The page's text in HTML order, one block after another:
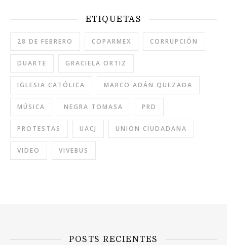
ETIQUETAS
28 DE FEBRERO COPARMEX CORRUPCIÓN
DUARTE GRACIELA ORTIZ
IGLESIA CATÓLICA MARCO ADÁN QUEZADA
MÚSICA NEGRA TOMASA PRD
PROTESTAS UACJ UNION CIUDADANA
VIDEO VIVEBUS
POSTS RECIENTES